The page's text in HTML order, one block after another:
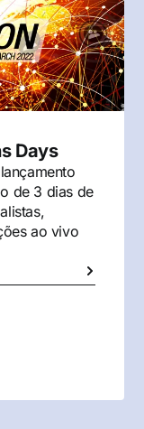
Days
de 3 dias de
ao vivo